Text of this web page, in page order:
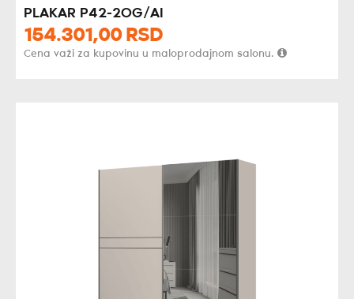
PLAKAR P42-2OG/AI
154.301,00 RSD
Cena važi za kupovinu u maloprodajnom salonu.